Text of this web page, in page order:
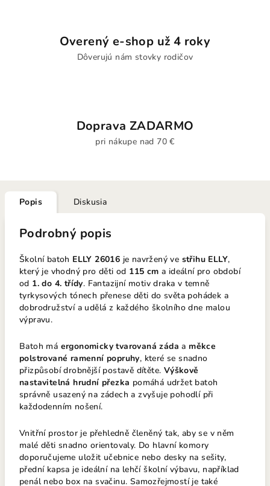
Overený e-shop už 4 roky
Dôverujú nám stovky rodičov
Doprava ZADARMO
pri nákupe nad 70 €
Popis Diskusia
Podrobný popis
Školní batoh ELLY 26016 je navržený ve střihu ELLY,
který je vhodný pro děti od 115 cm a ideální pro období
od 1. do 4. třídy. Fantazijní motiv draka v temně
tyrkysových tónech přenese děti do světa pohádek a
dobrodružství a udělá z každého školního dne malou
výpravu.
Batoh má ergonomicky tvarovaná záda a měkce
polstrované ramenní popruhy, které se snadno
přizpůsobí drobnější postavě dítěte. Výškově
nastavitelná hrudní přezka pomáhá udržet batoh
správně usazený na zádech a zvyšuje pohodlí při
každodenním nošení.
Vnitřní prostor je přehledně členěný tak, aby se v něm
malé děti snadno orientovaly. Do hlavní komory
doporučujeme uložit učebnice nebo desky na sešity,
přední kapsa je ideální na lehčí školní výbavu, například
penál nebo box na svačinu. Samozřejmostí je také